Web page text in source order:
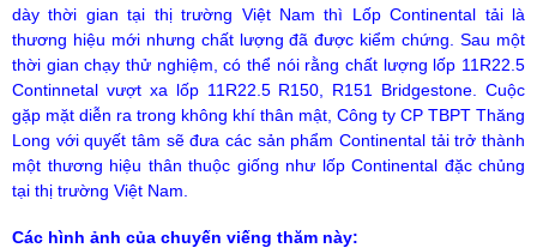
dày thời gian tại thị trường Việt Nam thì Lốp Continental tải là
thương hiệu mới nhưng chất lượng đã được kiểm chứng. Sau một
thời gian chạy thử nghiệm, có thể nói rằng chất lượng lốp 11R22.5
Continnetal vượt xa lốp 11R22.5 R150, R151 Bridgestone. Cuộc
gặp mặt diễn ra trong không khí thân mật, Công ty CP TBPT Thăng
Long với quyết tâm sẽ đưa các sản phẩm Continental tải trở thành
một thương hiệu thân thuộc giống như lốp Continental đặc chủng
tại thị trường Việt Nam.
Các hình ảnh của chuyến viếng thăm này: